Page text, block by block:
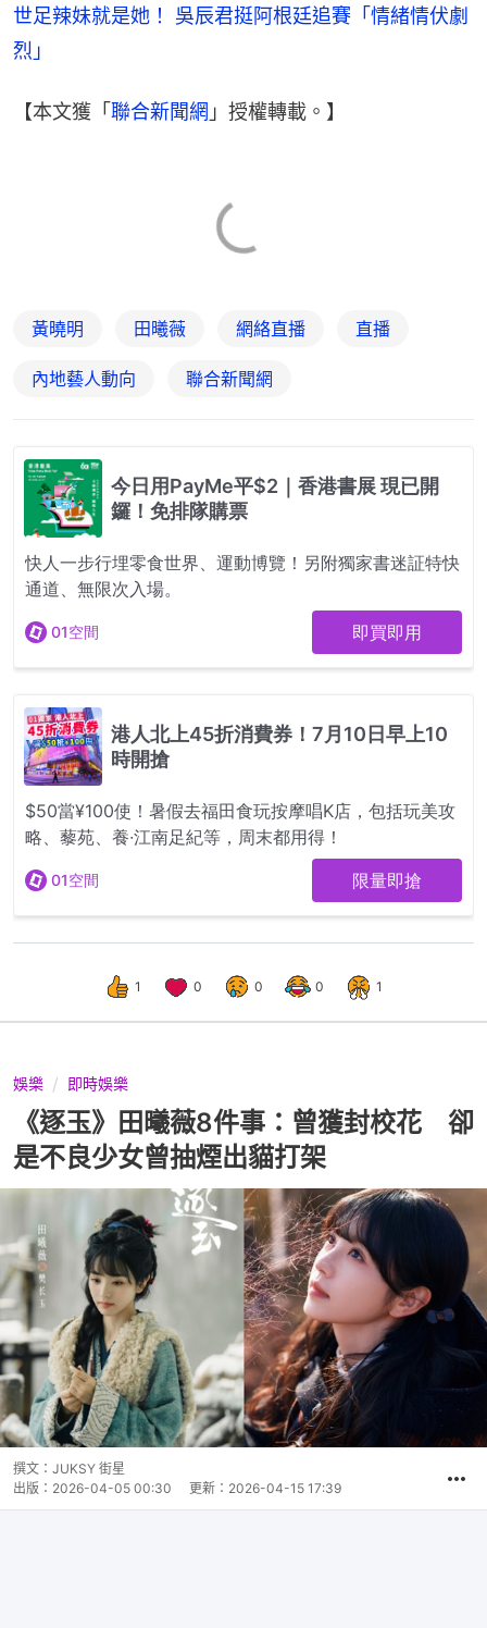
世足辣妹就是她！ 吳辰君挺阿根廷追賽「情緒情伏劇
烈」
【本文獲「聯合新聞網 」授權轉載。】
黃曉明 田曦薇 網絡直播 直播
內地藝人動向 聯合新聞網
1 0 0 0 1
娛樂 即時娛樂
《逐玉》田曦薇8件事：曾獲封校花 卻
是不良少女曾抽煙出貓打架
撰文： JUKSY 街星
出版： 2026-04-05 00:30 更新： 2026-04-15 17:39